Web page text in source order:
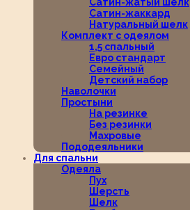
Сатин-жаккард
Натуральный шелк
Комплект с одеялом
1,5 спальный
Евро стандарт
Семейный
Детский набор
Наволочки
Простыни
На резинке
Без резинки
Махровые
Пододеяльники
Для спальни
Одеяла
Пух
Шерсть
Шелк